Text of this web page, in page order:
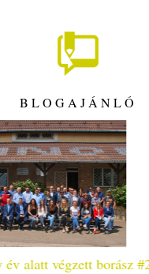
BLOGAJÁNLÓ
Így lesz valaki egy év